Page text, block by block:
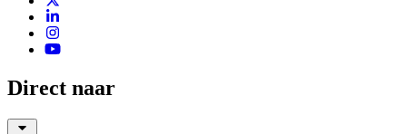
Direct naar